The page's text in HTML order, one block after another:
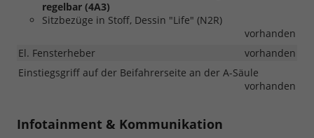
regelbar (4A3)
Sitzbezüge in Stoff, Dessin "Life" (N2R)
vorhanden
El. Fensterheber
vorhanden
Einstiegsgriff auf der Beifahrerseite an der A-Säule
vorhanden
Infotainment & Kommunikation